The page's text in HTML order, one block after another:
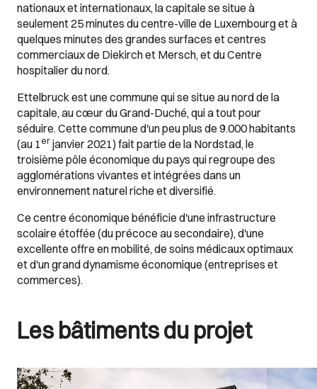
nationaux et internationaux, la capitale se situe à
seulement 25 minutes du centre-ville de Luxembourg et à
quelques minutes des grandes surfaces et centres
commerciaux de Diekirch et Mersch, et du Centre
hospitalier du nord.
Ettelbruck est une commune qui se situe au nord de la
capitale, au cœur du Grand-Duché, qui a tout pour
séduire. Cette commune d'un peu plus de 9.000 habitants
(au 1 er janvier 2021) fait partie de la Nordstad, le
troisième pôle économique du pays qui regroupe des
agglomérations vivantes et intégrées dans un
environnement naturel riche et diversifié.
Ce centre économique bénéficie d'une infrastructure
scolaire étoffée (du précoce au secondaire), d'une
excellente offre en mobilité, de soins médicaux optimaux
et d'un grand dynamisme économique (entreprises et
commerces).
Les bâtiments du projet